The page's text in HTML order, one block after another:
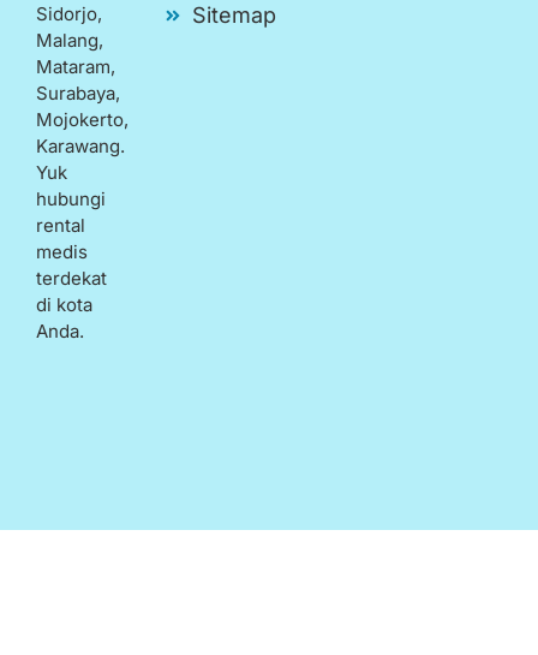
Sidorjo,
Malang,
Mataram,
Surabaya,
Mojokerto,
Karawang.
Yuk
hubungi
rental
medis
terdekat
di kota
Anda.
Sitemap